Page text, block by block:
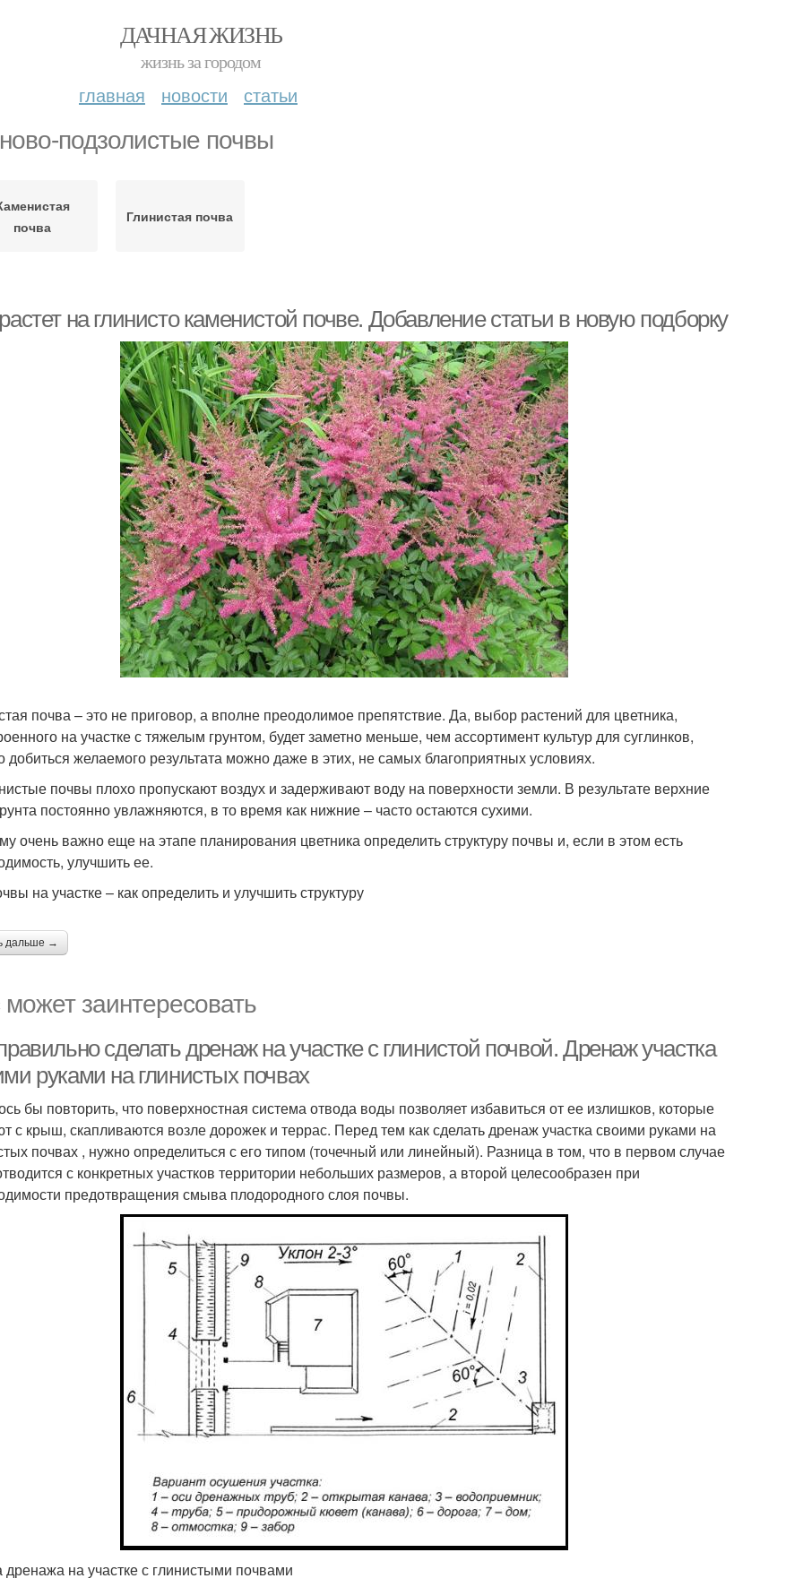
ДАЧНАЯ ЖИЗНЬ
жизнь за городом
главная новости статьи
подзолистые почвы
почва
Глинистая почва
на глинисто каменистой почве. Добавление статьи в новую подборку
почва – это не приговор, а вполне преодолимое препятствие. Да, выбор растений для цветника,
на участке с тяжелым грунтом, будет заметно меньше, чем ассортимент культур для суглинков,
добиться желаемого результата можно даже в этих, не самых благоприятных условиях.
почвы плохо пропускают воздух и задерживают воду на поверхности земли. В результате верхние
постоянно увлажняются, в то время как нижние – часто остаются сухими.
очень важно еще на этапе планирования цветника определить структуру почвы и, если в этом есть
улучшить ее.
на участке – как определить и улучшить структуру
дальше →
заинтересовать
сделать дренаж на участке с глинистой почвой. Дренаж участка
руками на глинистых почвах
бы повторить, что поверхностная система отвода воды позволяет избавиться от ее излишков, которые
с крыш, скапливаются возле дорожек и террас. Перед тем как сделать дренаж участка своими руками на
почвах , нужно определиться с его типом (точечный или линейный). Разница в том, что в первом случае
с конкретных участков территории небольших размеров, а второй целесообразен при
предотвращения смыва плодородного слоя почвы.
на участке с глинистыми почвами